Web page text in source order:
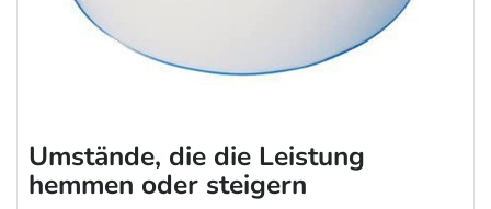
Umstände, die die Leistung
hemmen oder steigern